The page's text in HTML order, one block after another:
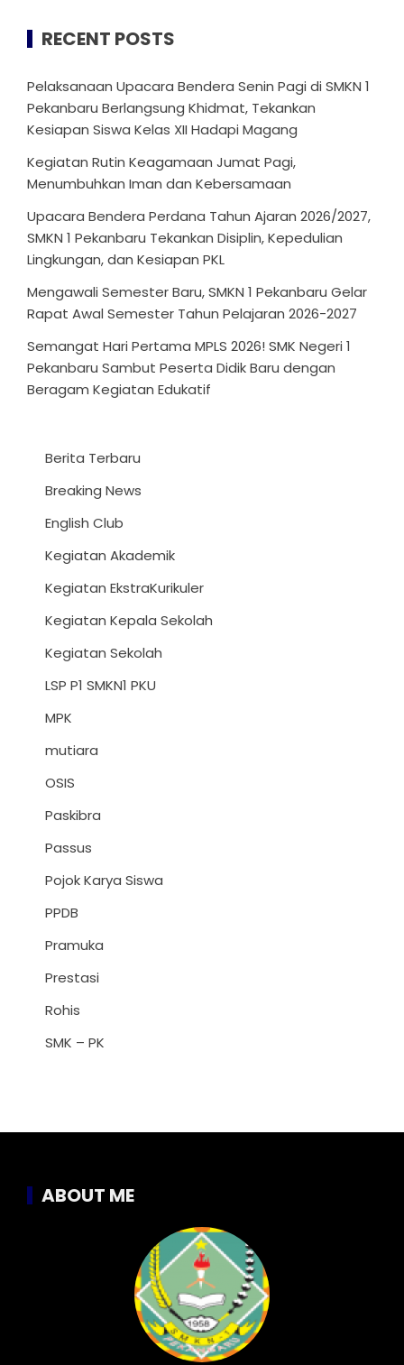
RECENT POSTS
Pelaksanaan Upacara Bendera Senin Pagi di SMKN 1
Pekanbaru Berlangsung Khidmat, Tekankan
Kesiapan Siswa Kelas XII Hadapi Magang
Kegiatan Rutin Keagamaan Jumat Pagi,
Menumbuhkan Iman dan Kebersamaan
Upacara Bendera Perdana Tahun Ajaran 2026/2027,
SMKN 1 Pekanbaru Tekankan Disiplin, Kepedulian
Lingkungan, dan Kesiapan PKL
Mengawali Semester Baru, SMKN 1 Pekanbaru Gelar
Rapat Awal Semester Tahun Pelajaran 2026-2027
Semangat Hari Pertama MPLS 2026! SMK Negeri 1
Pekanbaru Sambut Peserta Didik Baru dengan
Beragam Kegiatan Edukatif
Berita Terbaru
Breaking News
English Club
Kegiatan Akademik
Kegiatan EkstraKurikuler
Kegiatan Kepala Sekolah
Kegiatan Sekolah
LSP P1 SMKN1 PKU
MPK
mutiara
OSIS
Paskibra
Passus
Pojok Karya Siswa
PPDB
Pramuka
Prestasi
Rohis
SMK – PK
ABOUT ME